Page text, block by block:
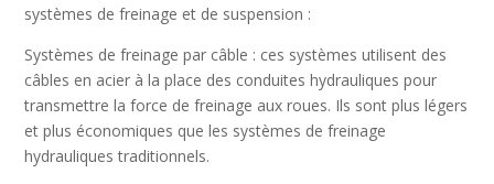
systèmes de freinage et de suspension :
Systèmes de freinage par câble : ces systèmes utilisent des
câbles en acier à la place des conduites hydrauliques pour
transmettre la force de freinage aux roues. Ils sont plus légers
et plus économiques que les systèmes de freinage
hydrauliques traditionnels.